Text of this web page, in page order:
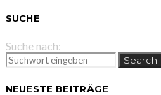
SUCHE
Suche nach:
Search
NEUESTE BEITRÄGE